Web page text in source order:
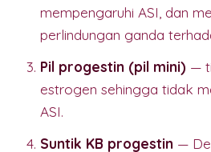
mempengaruhi ASI, dan
perlindungan ganda
Pil progestin (pil mini) —
estrogen sehingga tidak
ASI.
Suntik KB progestin —